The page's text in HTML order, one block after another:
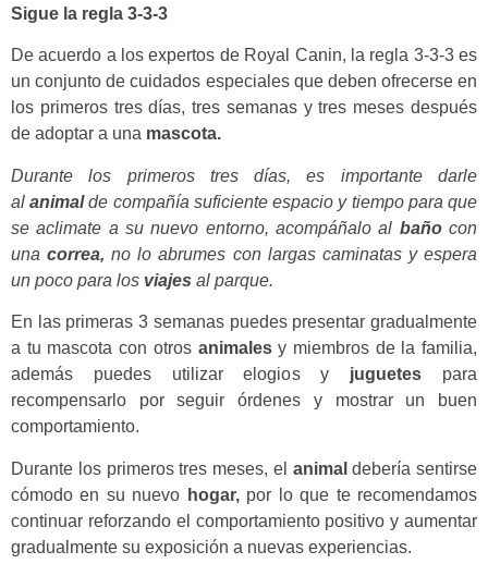
Sigue la regla 3-3-3
De acuerdo a los expertos de Royal Canin, la regla 3-3-3 es
un conjunto de cuidados especiales que deben ofrecerse en
los primeros tres días, tres semanas y tres meses después
de adoptar a una mascota.
Durante los primeros tres días, es importante darle
alanimalde compañía suficiente espacio y tiempo para que
se aclimate a su nuevo entorno, acompáñalo al bañocon
unacorrea, no lo abrumes con largas caminatas y espera
un poco para los viajes al parque.
En las primeras 3 semanas puedes presentar gradualmente
a tu mascota con otros animalesy miembros de la familia,
además puedes utilizar elogios y juguetes para
recompensarlo por seguir órdenes y mostrar un buen
comportamiento.
Durante los primeros tres meses, el animal debería sentirse
cómodo en su nuevo hogar,por lo que te recomendamos
continuar reforzando el comportamiento positivo y aumentar
gradualmente su exposición a nuevas experiencias.